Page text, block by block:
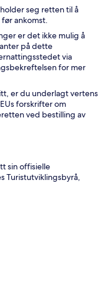
seg retten til å
ankomst.
er det ikke mulig å
på dette
via
for mer
er du underlagt vertens
forskrifter om
ved bestilling av
sin offisielle
Turistutviklingsbyrå,